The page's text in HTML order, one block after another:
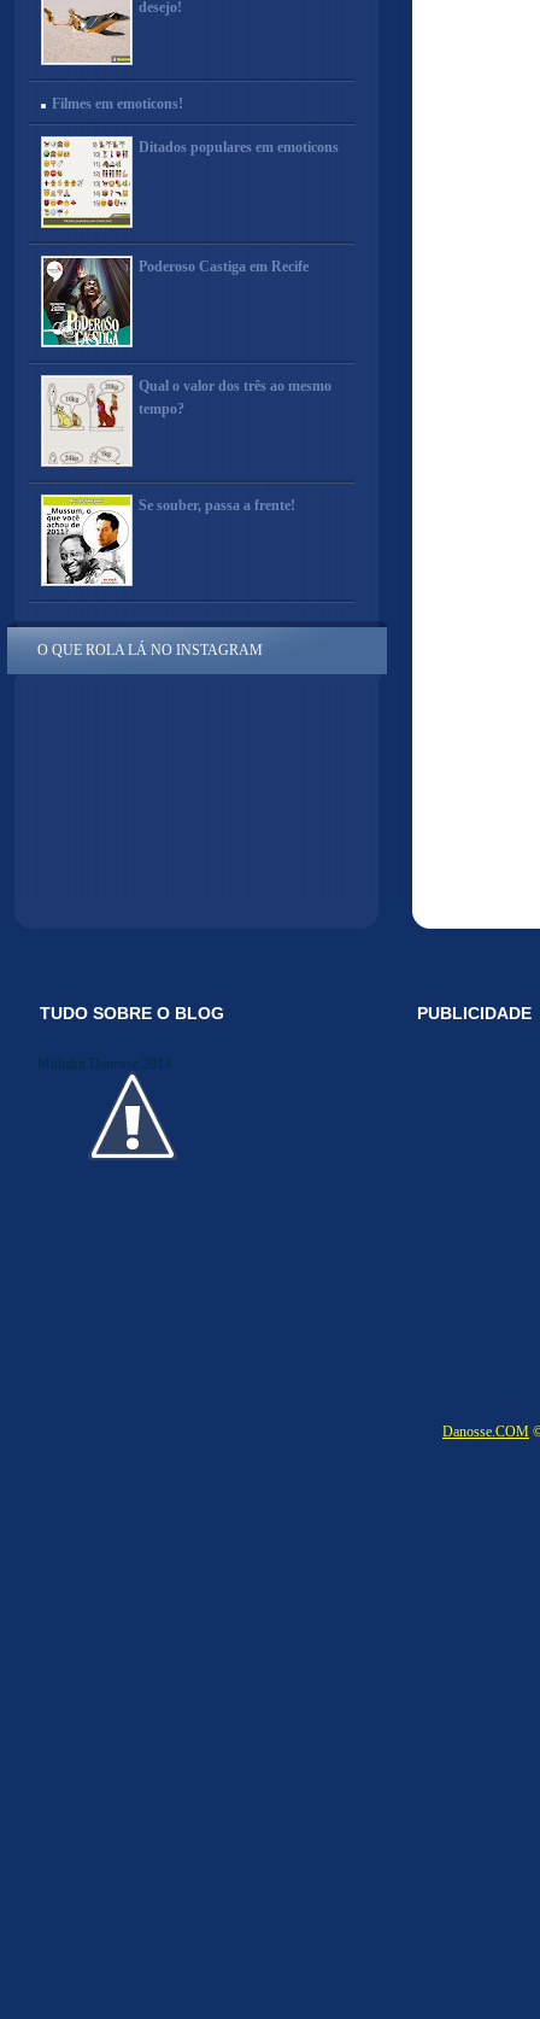
desejo!
Filmes em emoticons!
Ditados populares em emoticons
Poderoso Castiga em Recife
Qual o valor dos três ao mesmo
tempo?
Se souber, passa a frente!
O QUE ROLA LÁ NO INSTAGRAM
TUDO SOBRE O BLOG
Midiakit Danosse 2014
PUBLICIDADE
Danosse.COM